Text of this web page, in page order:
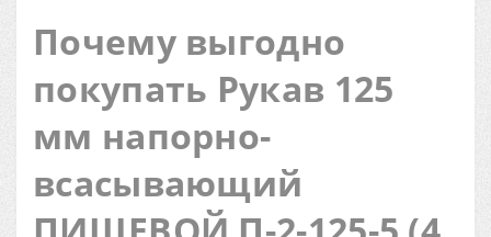
Почему выгодно
покупать Рукав 125
мм напорно-
всасывающий